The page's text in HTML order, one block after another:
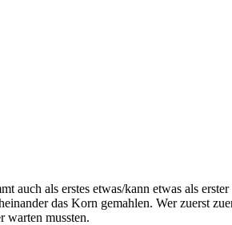
auch als erstes etwas/kann etwas als
das Korn gemahlen. Wer zuerst
warten mussten.